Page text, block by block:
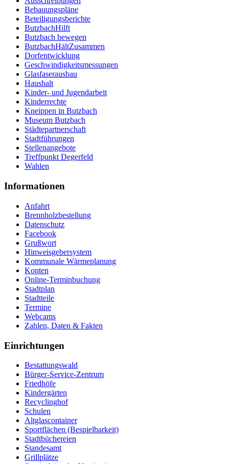
Bebauungspläne
Beteiligungsberichte
ButzbachHilft
Butzbach bewegen
ButzbachHältZusammen
Dorfentwicklung
Geschwindigkeitsmessungen
Glasfaserausbau
Haushalt
Kinder- und Jugendarbeit
Kinderrechte
Kneippen in Butzbach
Museum Butzbach
Städtepartnerschaft
Stadtführungen
Stellenangebote
Treffpunkt Degerfeld
Wahlen
Informationen
Anfahrt
Brennholzbestellung
Datenschutz
Facebook
Grußwort
Hinweisgebersystem
Kommunale Wärmeplanung
Konten
Online-Terminbuchung
Stadtplan
Stadtteile
Termine
Webcams
Zahlen, Daten & Fakten
Einrichtungen
Bestattungswald
Bürger-Service-Zentrum
Friedhöfe
Kindergärten
Recyclinghof
Schulen
Altglascontainer
Sportflächen (Bespielbarkeit)
Stadtbüchereien
Standesamt
Grillplätze